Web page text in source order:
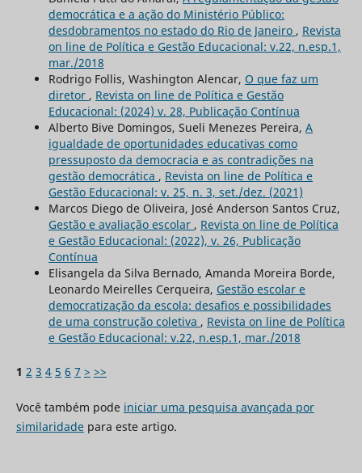
democrática e a ação do Ministério Público:
desdobramentos no estado do Rio de Janeiro , Revista
on line de Política e Gestão Educacional: v.22, n.esp.1,
mar./2018
Rodrigo Follis, Washington Alencar, O que faz um
diretor , Revista on line de Política e Gestão
Educacional: (2024) v. 28, Publicação Contínua
Alberto Bive Domingos, Sueli Menezes Pereira, A
igualdade de oportunidades educativas como
pressuposto da democracia e as contradições na
gestão democrática , Revista on line de Política e
Gestão Educacional: v. 25, n. 3, set./dez. (2021)
Marcos Diego de Oliveira, José Anderson Santos Cruz,
Gestão e avaliação escolar , Revista on line de Política
e Gestão Educacional: (2022), v. 26, Publicação
Contínua
Elisangela da Silva Bernado, Amanda Moreira Borde,
Leonardo Meirelles Cerqueira, Gestão escolar e
democratização da escola: desafios e possibilidades
de uma construção coletiva , Revista on line de Política
e Gestão Educacional: v.22, n.esp.1, mar./2018
1 2 3 4 5 6 7 > >>
Você também pode iniciar uma pesquisa avançada por
similaridadepara este artigo.